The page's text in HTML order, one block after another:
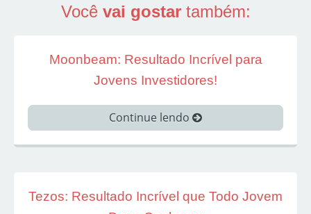
Você vai gostartambém:
Moonbeam: Resultado Incrível para
Jovens Investidores!
Continue lendo
Tezos: Resultado Incrível que Todo Jovem